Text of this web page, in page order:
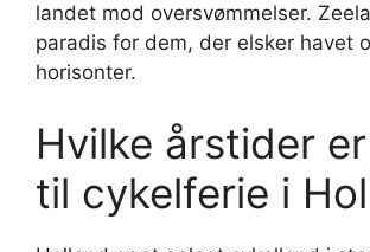
landet mod oversvømmelser.
paradis for dem, der elsker havet
horisonter.
Hvilke årstider
til cykelferie i